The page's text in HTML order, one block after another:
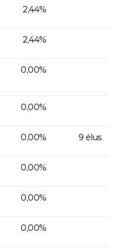
2,44%
2,44%
0,00%
0,00%
0,00% 9 élus
0,00%
0,00%
0,00%